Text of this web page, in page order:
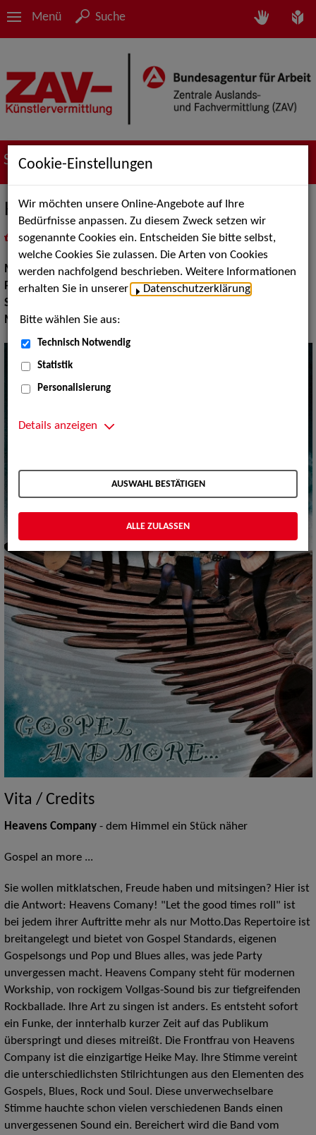
Menü Suche
Suche nach Künstler*innen
HEAVENS COMPANY (Heike May)
als PDF speichern
inMeine Merklistelegen
Musik:Pop, Rock & Tanzmusik
Pop Rock Tanzmusik:Rhythm & Blues
Show:
Musik Shows:Sonstiges
Vita / Credits
Heavens Company- dem Himmel ein Stück näher
Gospel an more ...
Sie wollen mitklatschen, Freude haben und mitsingen? Hier ist
die Antwort: Heavens Comany! "Let the good times roll" ist
bei jedem ihrer Auftritte mehr als nur Motto.Das Repertoire ist
breitangelegt und bietet von Gospel Standards, eigenen
Gospelsongs und Pop und Blues alles, was jede Party
unvergessen macht. Heavens Company steht für modernen
Workship, von rockigem Vollgas-Sound bis zur tiefgreifenden
Rockballade. Ihre Art zu singen ist anders. Es entsteht sofort
ein Funke, der innterhalb kurzer Zeit auf das Publikum
überspringt und dieses mitreißt. Die Frontfrau von Heavens
Company ist die einzigartige Heike May. Ihre Stimme vereint
die unterschiedlichsten Stilrichtungen aus den Elementen des
Gospels, Blues, Rock und Soul. Diese unverwechselbare
Stimme hauchte schon vielen verschiedenen Bands einen
unvergessenen Sound ein. Bereichert wird die Band vom
Cookie-Einstellungen
Wir möchten unsere Online-Angebote auf Ihre
Bedürfnisse anpassen. Zu diesem Zweck setzen wir
sogenannte Cookies ein. Entscheiden Sie bitte selbst,
welche Cookies Sie zulassen. Die Arten von Cookies
werden nachfolgend beschrieben. Weitere Informationen
erhalten Sie in unserer
Datenschutzerklärung
Bitte wählen Sie aus:
Technisch Notwendig
Statistik
Personalisierung
Details anzeigen
AUSWAHL BESTÄTIGEN
ALLE ZULASSEN